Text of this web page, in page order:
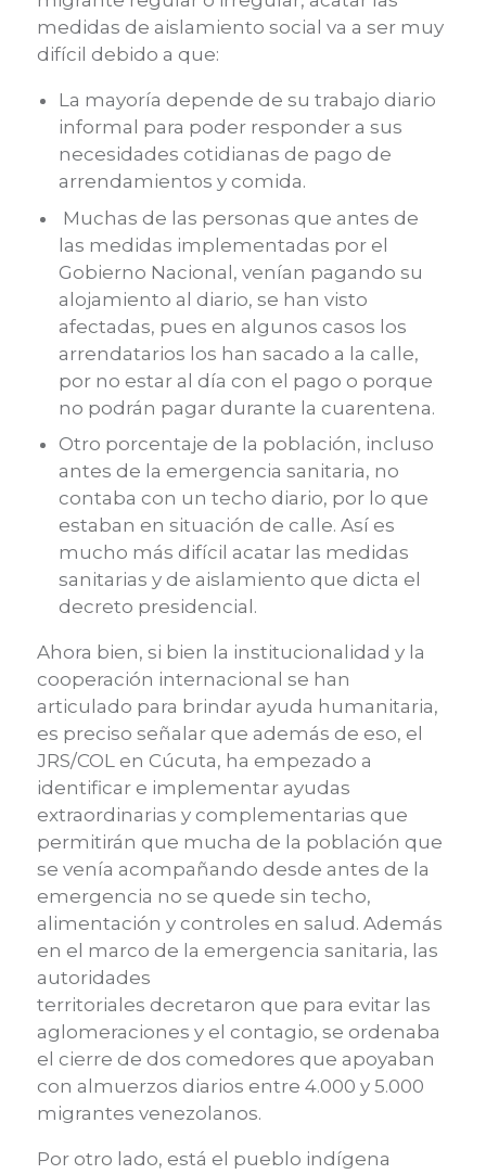
medidas de aislamiento social va a ser muy
difícil debido a que:
La mayoría depende de su trabajo diario
informal para poder responder a sus
necesidades cotidianas de pago de
arrendamientos y comida.
Muchas de las personas que antes de
las medidas implementadas por el
Gobierno Nacional, venían pagando su
alojamiento al diario, se han visto
afectadas, pues en algunos casos los
arrendatarios los han sacado a la calle,
por no estar al día con el pago o porque
no podrán pagar durante la cuarentena.
Otro porcentaje de la población, incluso
antes de la emergencia sanitaria, no
contaba con un techo diario, por lo que
estaban en situación de calle. Así es
mucho más difícil acatar las medidas
sanitarias y de aislamiento que dicta el
decreto presidencial.
Ahora bien, si bien la institucionalidad y la
cooperación internacional se han
articulado para brindar ayuda humanitaria,
es preciso señalar que además de eso, el
JRS/COL en Cúcuta, ha empezado a
identificar e implementar ayudas
extraordinarias y complementarias que
permitirán que mucha de la población que
se venía acompañando desde antes de la
emergencia no se quede sin techo,
alimentación y controles en salud. Además
en el marco de la emergencia sanitaria, las
autoridades
territoriales decretaron que para evitar las
aglomeraciones y el contagio, se ordenaba
el cierre de dos comedores que apoyaban
con almuerzos diarios entre 4.000 y 5.000
migrantes venezolanos.
Por otro lado, está el pueblo indígena